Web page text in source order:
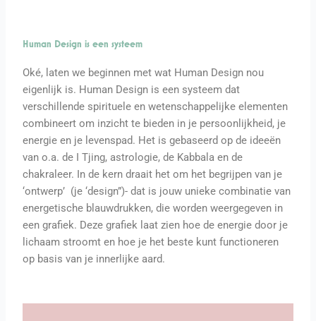
Human Design is een systeem
Oké, laten we beginnen met wat Human Design nou
eigenlijk is. Human Design is een systeem dat
verschillende spirituele en wetenschappelijke elementen
combineert om inzicht te bieden in je persoonlijkheid, je
energie en je levenspad. Het is gebaseerd op de ideeën
van o.a. de I Tjing, astrologie, de Kabbala en de
chakraleer. In de kern draait het om het begrijpen van je
‘ontwerp’ (je ‘design”)- dat is jouw unieke combinatie van
energetische blauwdrukken, die worden weergegeven in
een grafiek. Deze grafiek laat zien hoe de energie door je
lichaam stroomt en hoe je het beste kunt functioneren
op basis van je innerlijke aard.